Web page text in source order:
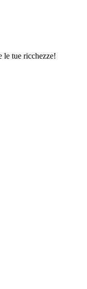
le tue ricchezze!